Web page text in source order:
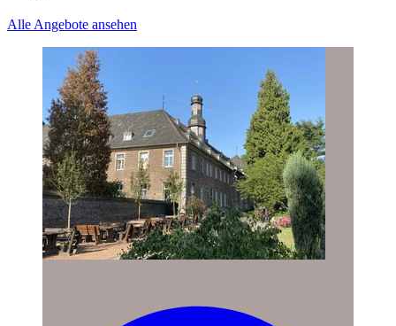
Alle Angebote ansehen